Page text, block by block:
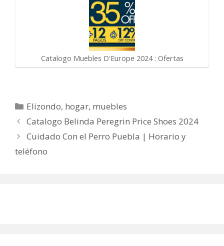
Catalogo Muebles D'Europe 2024 : Ofertas
Categorías
Elizondo, hogar, muebles
Catalogo Belinda Peregrin Price Shoes 2024
Cuidado Con el Perro Puebla | Horario y
teléfono